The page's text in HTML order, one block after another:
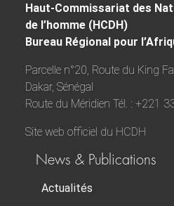
Haut-Commissariat des
de l’homme (HCDH)
Bureau Régional pour
Parcelle n°20, Route du King
Dakar, Sénégal
Route du Méridien Tél. : +221
Site web officiel du HCDH
News & Publications
Actualités